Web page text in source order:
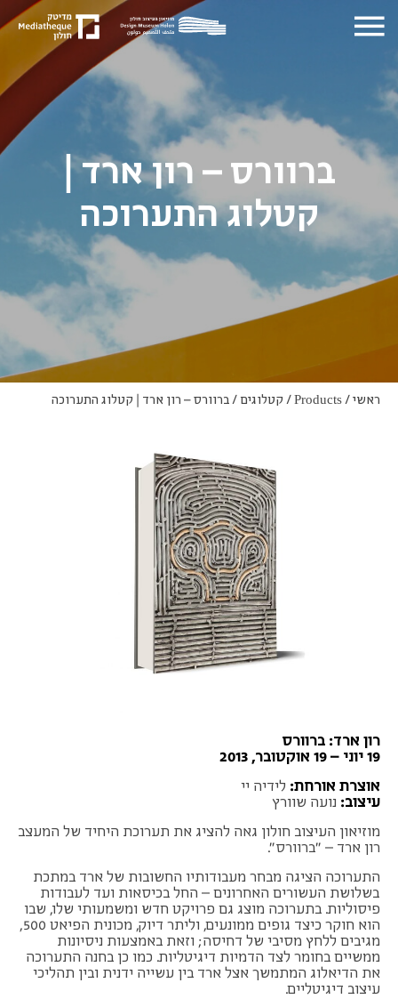
ברוורס – רון ארד |
קטלוג התערוכה
ראשי/
Products
/ קטלוגים /ברוורס – רון ארד | קטלוג התערוכה
רון ארד: ברוורס
19 יוני – 19 אוקטובר, 2013
אוצרת אורחת: לידיה יי
עיצוב: נועה שוורץ
מוזיאון העיצוב חולון גאה להציג את תערוכת היחיד של המעצב
רון ארד – "ברוורס".
התערוכה הציגה מבחר מעבודותיו החשובות של ארד במתכת
בשלושת העשורים האחרונים – החל בכיסאות ועד לעבודות
פיסוליות. בתערוכה מוצג גם פרויקט חדש ומשמעותי שלו, שבו
הוא חוקר כיצד גופים ממונעים, וליתר דיוק, מכונית הפיאט 500,
מגיבים ללחץ מסיבי של דחיסה; וזאת באמצעות ניסיונות
ממשיים בחומר לצד הדמיות דיגיטליות. כמו כן בחנה התערוכה
את הדיאלוג המתמשך אצל ארד בין עשייה ידנית ובין תהליכי
עיצוב דיגיטליים.